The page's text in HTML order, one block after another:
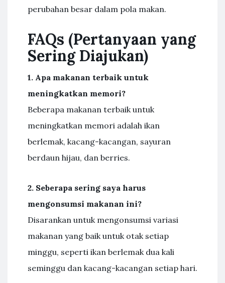
perubahan besar dalam pola makan.
FAQs (Pertanyaan yang
Sering Diajukan)
1. Apa makanan terbaik untuk
meningkatkan memori?
Beberapa makanan terbaik untuk
meningkatkan memori adalah ikan
berlemak, kacang-kacangan, sayuran
berdaun hijau, dan berries.
2. Seberapa sering saya harus
mengonsumsi makanan ini?
Disarankan untuk mengonsumsi variasi
makanan yang baik untuk otak setiap
minggu, seperti ikan berlemak dua kali
seminggu dan kacang-kacangan setiap hari.